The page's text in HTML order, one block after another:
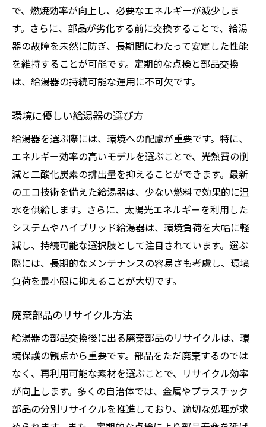
点検スケジュールの作成
専門業者の選び方と依頼方法
性能維持のためのチェックポイント
点検で見つかる潜在的な問題
性能向上のための調整方法
光熱費を抑える点検のコツ
耐久性の高い給湯器の特徴
断熱性能による影響の軽減
適切な設置場所の選定
寒暖差に強い素材の選び方
給湯器の種類とその違い
地域に適した給湯器の特性
給湯器の故障を未然に防ぐための部品交換のタ
イミング
故障前に交換すべき部品リスト
寿命を迎える部品の特徴
交換時期を逃さないための方法
部品劣化の予兆と対策
交換による故障リスクの低減
で、燃焼効率が向上し、必要なエネルギーが減少しま
す。さらに、部品が劣化する前に交換することで、給湯
器の故障を未然に防ぎ、長期間にわたって安定した性能
を維持することが可能です。定期的な点検と部品交換
は、給湯器の持続可能な運用に不可欠です。
環境に優しい給湯器の選び方
給湯器を選ぶ際には、環境への配慮が重要です。特に、
エネルギー効率の高いモデルを選ぶことで、光熱費の削
減と二酸化炭素の排出量を抑えることができます。最新
のエコ技術を備えた給湯器は、少ない燃料で効果的に温
水を供給します。さらに、太陽光エネルギーを利用した
システムやハイブリッド給湯器は、環境負荷を大幅に軽
減し、持続可能な選択肢として注目されています。選ぶ
際には、長期的なメンテナンスの容易さも考慮し、環境
負荷を最小限に抑えることが大切です。
廃棄部品のリサイクル方法
給湯器の部品交換後に出る廃棄部品のリサイクルは、環
境保護の観点から重要です。部品をただ廃棄するのでは
なく、再利用可能な素材を選ぶことで、リサイクル効率
が向上します。多くの自治体では、金属やプラスチック
部品の分別リサイクルを推進しており、適切な処理が求